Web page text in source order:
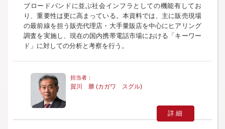
ブロードバンドに並ぶ社会インフラとしての機能有してお
り、重要性は更に高まっている。本資料では、主に販売現場
の最前線を担う販売代理店・大手量販店を中心にヒアリング
調査を実施し、現在の国内携帯電話市場における「キーワー
ド」に対しての分析と考察を行う。
賀川 勝 (カガワ スグル)
詳細